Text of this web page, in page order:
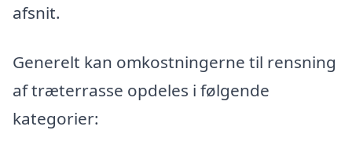
afsnit.
Generelt kan omkostningerne til rensning
af træterrasse opdeles i følgende
kategorier: